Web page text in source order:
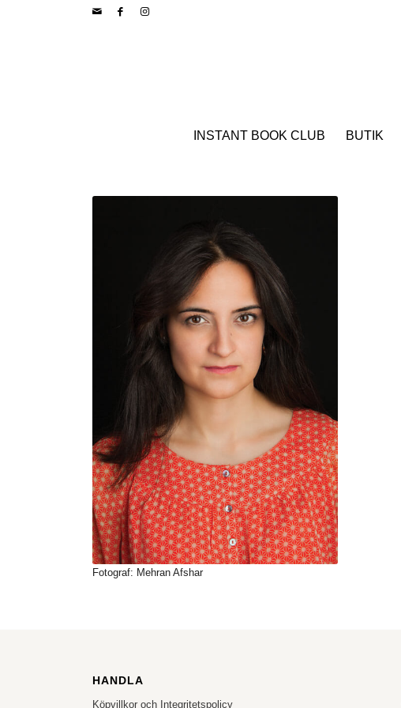
INSTANT BOOK CLUB BUTIK
Fotograf: Mehran Afshar
HANDLA
Köpvillkor och Integritetspolicy